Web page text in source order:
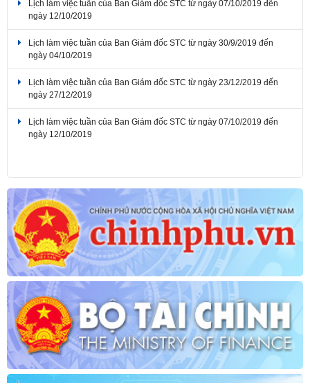
Lịch làm việc tuần của Ban Giám đốc STC từ ngày 30/9/2019 đến
ngày 04/10/2019
Lịch làm việc tuần của Ban Giám đốc STC từ ngày 23/12/2019 đến
ngày 27/12/2019
Lịch làm việc tuần của Ban Giám đốc STC từ ngày 07/10/2019 đến
ngày 12/10/2019
Lịch làm việc tuần của Ban Giám đốc STC từ ngày 04/11/2019 đến